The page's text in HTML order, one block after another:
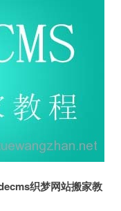
织梦网站搬家教